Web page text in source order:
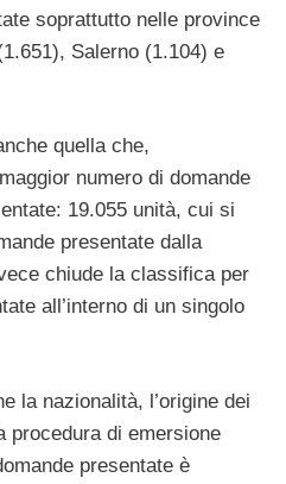
soprattutto nelle province
Salerno (1.104) e
quella che,
numero di domande
19.055 unità, cui si
presentate dalla
chiude la classifica per
all’interno di un singolo
la nazionalità, l’origine dei
procedura di emersione
presentate è